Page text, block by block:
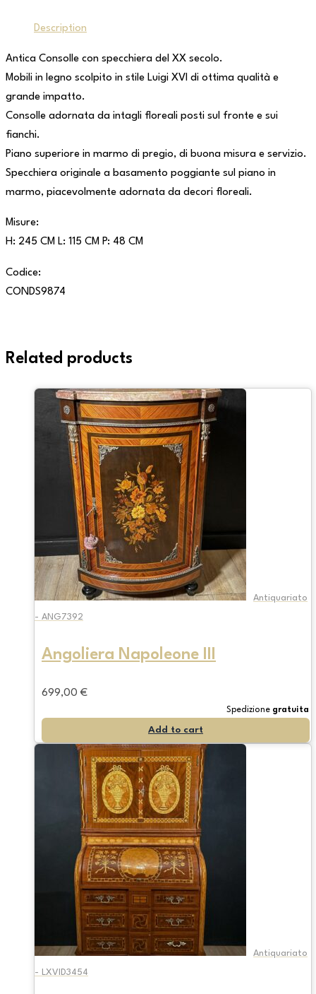
Description
Antica Consolle con specchiera del XX secolo.
Mobili in legno scolpito in stile Luigi XVI di ottima qualità e
grande impatto.
Consolle adornata da intagli floreali posti sul fronte e sui
fianchi.
Piano superiore in marmo di pregio, di buona misura e servizio.
Specchiera originale a basamento poggiante sul piano in
marmo, piacevolmente adornata da decori floreali.
Misure:
H: 245 CM L: 115 CM P: 48 CM
Codice:
CONDS9874
Related products
Antiquariato
- ANG7392
Angoliera Napoleone III
699,00 €
Spedizione gratuita
Add to cart
Antiquariato
- LXVID3454